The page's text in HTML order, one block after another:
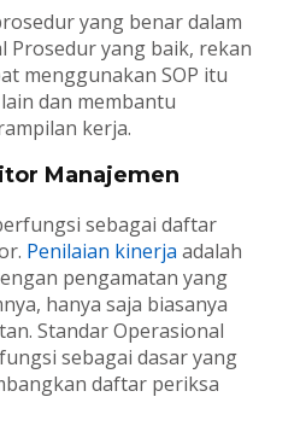
yang benar dalam
Prosedur yang baik, rekan
menggunakan SOP itu
dan membantu
kerja.
Manajemen
sebagai daftar
Penilaian kinerja adalah
pengamatan yang
hanya saja biasanya
Standar Operasional
sebagai dasar yang
daftar periksa